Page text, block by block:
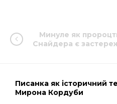
Минуле як
Снайдера є
Писанка як історичний
Мирона Кордуби